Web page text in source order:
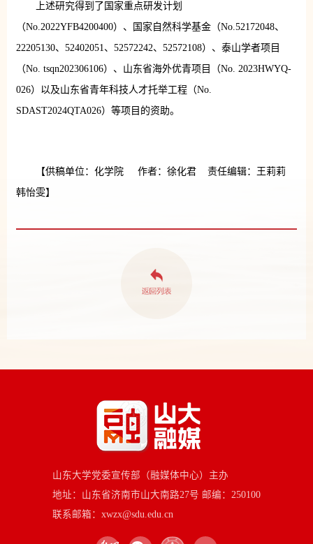
上述研究得到了国家重点研发计划
（No.2022YFB4200400）、国家自然科学基金（No.52172048、
22205130、52402051、52572242、52572108）、泰山学者项目
（No. tsqn202306106）、山东省海外优青项目（No. 2023HWYQ-
026）以及山东省青年科技人才托举工程（No.
SDAST2024QTA026）等项目的资助。
【供稿单位：化学院 作者：徐化君 责任编辑：王莉莉
韩怡雯】
山东大学党委宣传部（融媒体中心）主办
地址：山东省济南市山大南路27号 邮编：250100
联系邮箱：xwzx@sdu.edu.cn